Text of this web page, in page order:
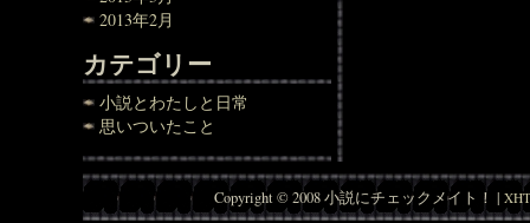
2013年2月
カテゴリー
小説とわたしと日常
思いついたこと
Copyright © 2008 小説にチェックメイト！ |